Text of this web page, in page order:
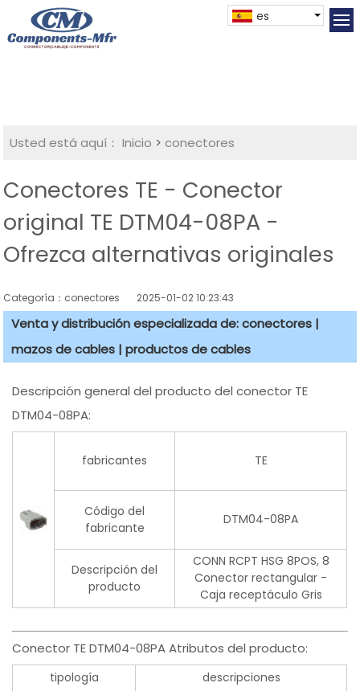
es
Usted está aquí： Inicio >conectores
Conectores TE - Conector
original TE DTM04-08PA -
Ofrezca alternativas originales
Categoría：conectores 2025-01-02 10:23:43
Venta y distribución especializada de: conectores |
mazos de cables | productos de cables
Descripción general del producto del conector TE
DTM04-08PA:
fabricantes TE
Código del
fabricante
DTM04-08PA
Descripción del
producto
CONN RCPT HSG 8POS, 8
Conector rectangular -
Caja receptáculo Gris
Conector TE DTM04-08PA Atributos del producto:
tipología descripciones